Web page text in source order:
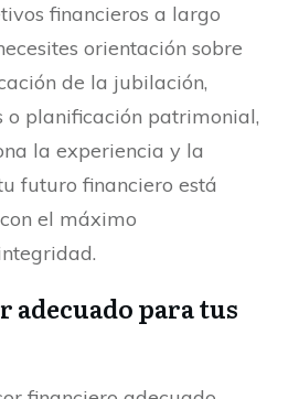
financieros a largo
orientación sobre
de la jubilación,
o planificación patrimonial,
la experiencia y la
futuro financiero está
el máximo
adecuado para tus